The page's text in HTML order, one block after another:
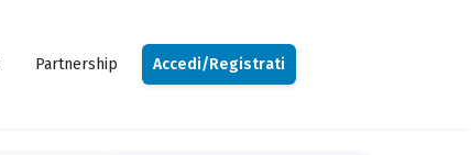
Partnership Accedi/Registrati